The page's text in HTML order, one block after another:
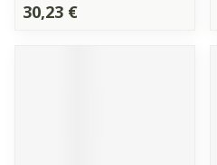
30,23 €